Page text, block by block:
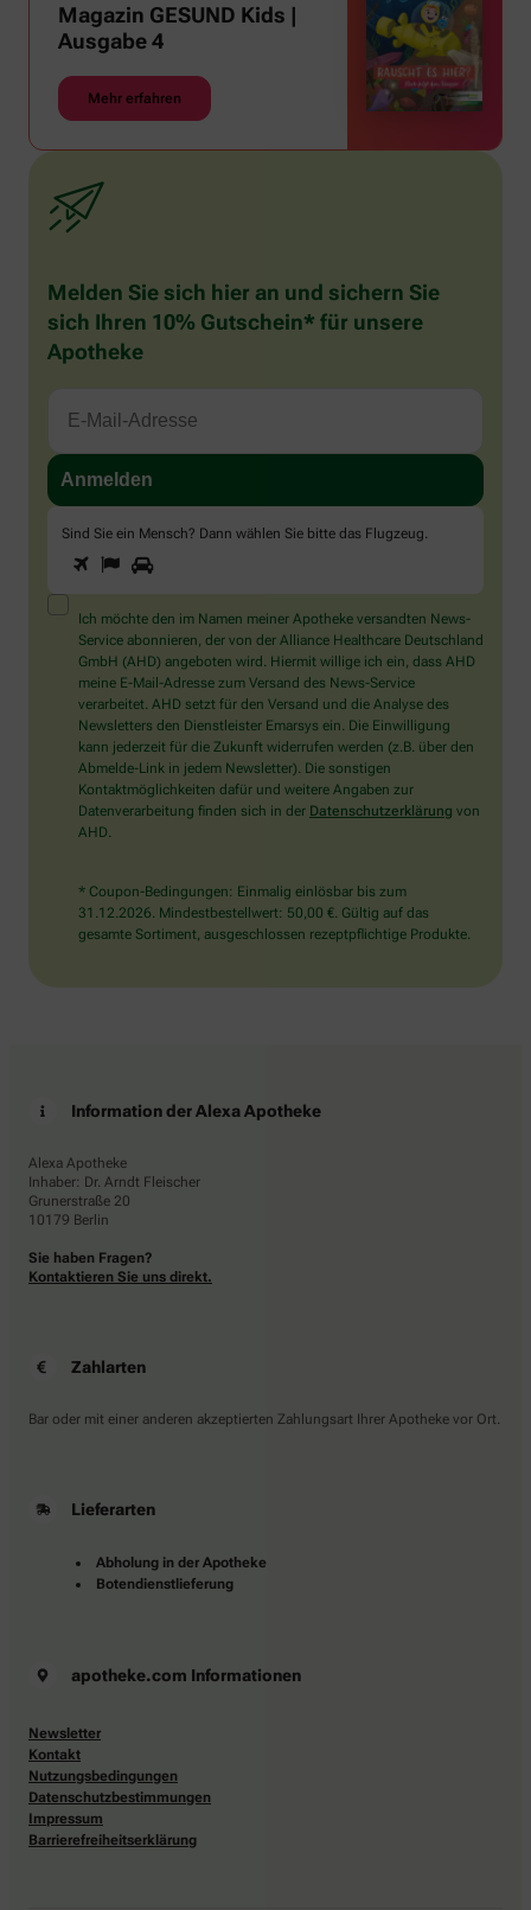
Magazin GESUND Kids |
Ausgabe 4
Mehr erfahren
Melden Sie sich hier an und sichern Sie
sich Ihren 10% Gutschein* für unsere
Apotheke
Sind Sie ein Mensch? Dann wählen Sie bitte das Flugzeug.
Sind
Sie
ein
Mensch?
Dann
wählen
Sie
bitte
das
Flugzeug.
1 2
Ich möchte den im Namen meiner Apotheke versandten News-
Service abonnieren, der von der Alliance Healthcare Deutschland
GmbH (AHD) angeboten wird. Hiermit willige ich ein, dass AHD
meine E-Mail-Adresse zum Versand des News-Service
verarbeitet. AHD setzt für den Versand und die Analyse des
Newsletters den Dienstleister Emarsys ein. Die Einwilligung
kann jederzeit für die Zukunft widerrufen werden (z.B. über den
Abmelde-Link in jedem Newsletter). Die sonstigen
Kontaktmöglichkeiten dafür und weitere Angaben zur
Datenverarbeitung finden sich in der Datenschutzerklärung von
AHD.
* Coupon-Bedingungen: Einmalig einlösbar bis zum
31.12.2026. Mindestbestellwert: 50,00 €. Gültig auf das
gesamte Sortiment, ausgeschlossen rezeptpflichtige Produkte.
Information der Alexa Apotheke
Alexa Apotheke
Inhaber: Dr. Arndt Fleischer
Grunerstraße 20
10179 Berlin
Sie haben Fragen?
Kontaktieren Sie uns direkt.
Zahlarten
Bar oder mit einer anderen akzeptierten Zahlungsart Ihrer Apotheke vor Ort.
Lieferarten
Abholung in der Apotheke
Botendienstlieferung
apotheke.com Informationen
Newsletter
Kontakt
Nutzungsbedingungen
Datenschutzbestimmungen
Impressum
Barrierefreiheitserklärung